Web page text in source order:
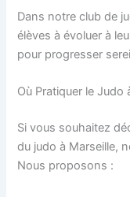
Dans notre club de
élèves à évoluer à
pour progresser
Où Pratiquer le Judo
Si vous souhaitez
du judo à Marseille,
Nous proposons :